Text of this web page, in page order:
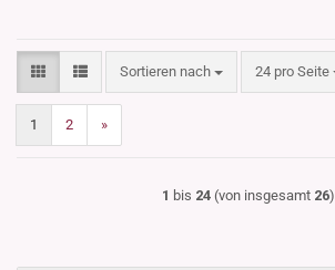
Sortieren nach
Sortieren nach 24 pro Seite
pro Seite
1 2 »
1 bis 24 (von insgesamt 26)